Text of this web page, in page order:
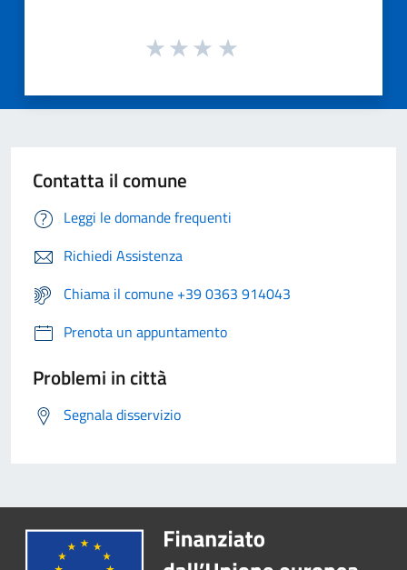
Contatta il comune
Leggi le domande frequenti
Richiedi Assistenza
Chiama il comune +39 0363 914043
Prenota un appuntamento
Problemi in città
Segnala disservizio